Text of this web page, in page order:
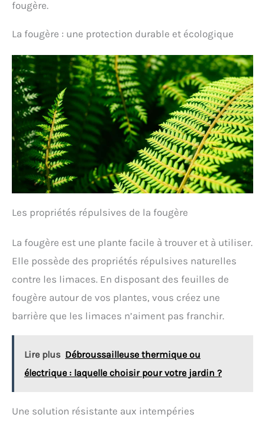
fougère.
La fougère : une protection durable et écologique
Les propriétés répulsives de la fougère
La fougère est une plante facile à trouver et à utiliser.
Elle possède des propriétés répulsives naturelles
contre les limaces. En disposant des feuilles de
fougère autour de vos plantes, vous créez une
barrière que les limaces n’aiment pas franchir.
Lire plus Débroussailleuse thermique ou
électrique : laquelle choisir pour votre jardin ?
Une solution résistante aux intempéries